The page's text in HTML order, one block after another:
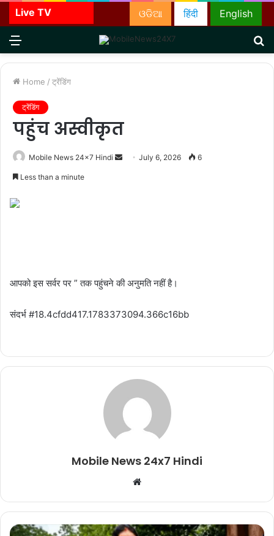
Live TV English
हिंदी
ଓଡିଆ
Menu
Home / ट्रेंडिंग
ट्रेंडिंग
पहुंच अस्वीकृत
Mobile News 24x7 Hindi
SendJuly 6, 2026 6
Less than a minute
आपको इस सर्वर पर ” तक पहुंचने की अनुमति नहीं है।
संदर्भ #18.4cfdd417.1783373094.366c16bb
Mobile News 24x7 Hindi
Website